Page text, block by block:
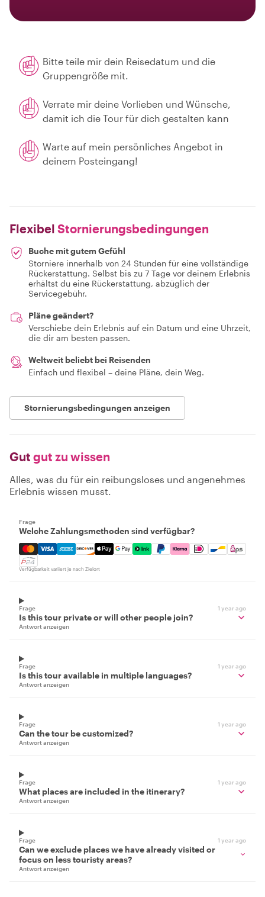
Bitte teile mir dein Reisedatum und die
Gruppengröße mit.
Verrate mir deine Vorlieben und Wünsche,
damit ich die Tour für dich gestalten kann
Warte auf mein persönliches Angebot in
deinem Posteingang!
Flexibel Stornierungsbedingungen
Buche mit gutem Gefühl
Storniere innerhalb von 24 Stunden für eine vollständige
Rückerstattung. Selbst bis zu 7 Tage vor deinem Erlebnis
erhältst du eine Rückerstattung, abzüglich der
Servicegebühr.
Pläne geändert?
Verschiebe dein Erlebnis auf ein Datum und eine Uhrzeit,
die dir am besten passen.
Weltweit beliebt bei Reisenden
Einfach und flexibel – deine Pläne, dein Weg.
Stornierungsbedingungen anzeigen
Gut gut zu wissen
Alles, was du für ein reibungsloses und angenehmes
Erlebnis wissen musst.
Frage
Welche Zahlungsmethoden sind verfügbar?
Mastercard, Visa, Amex, Discover, Apple Pay, Google
Verfügbarkeit variiert je nach Zielort
Frage 1 year ago
Is this tour private or will other people join?
Antwort anzeigen
Frage 1 year ago
Is this tour available in multiple languages?
Antwort anzeigen
Frage 1 year ago
Can the tour be customized?
Antwort anzeigen
Frage 1 year ago
What places are included in the itinerary?
Antwort anzeigen
Frage 1 year ago
Can we exclude places we have already visited or
focus on less touristy areas?
Antwort anzeigen